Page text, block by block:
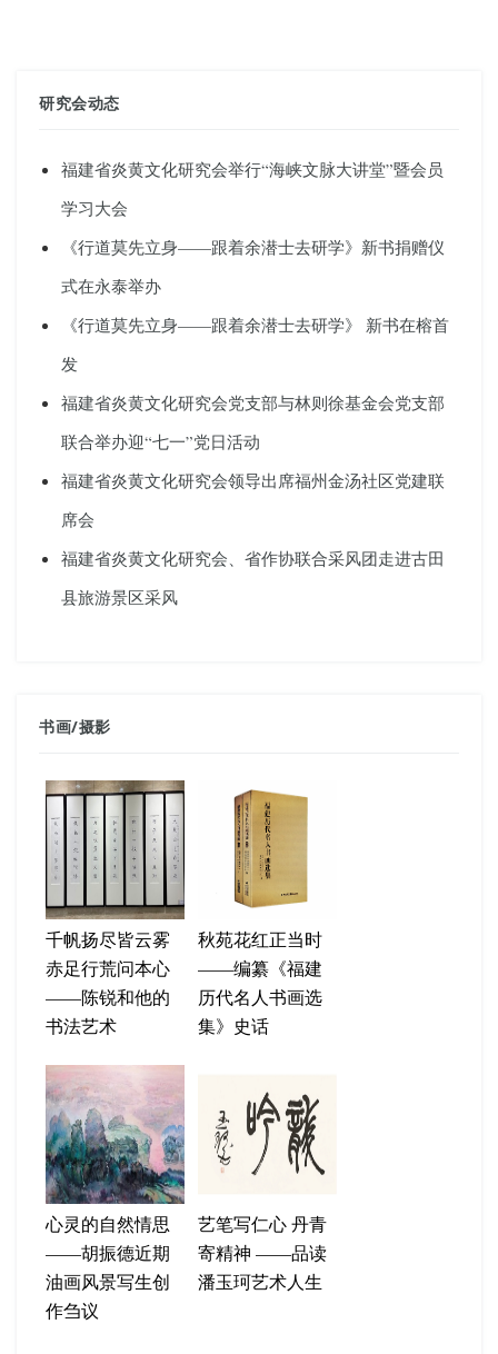
研究会动态
福建省炎黄文化研究会举行“海峡文脉大讲堂”暨会员
学习大会
《行道莫先立身——跟着余潜士去研学》新书捐赠仪
式在永泰举办
《行道莫先立身——跟着余潜士去研学》 新书在榕首
发
福建省炎黄文化研究会党支部与林则徐基金会党支部
联合举办迎“七一”党日活动
福建省炎黄文化研究会领导出席福州金汤社区党建联
席会
福建省炎黄文化研究会、省作协联合采风团走进古田
县旅游景区采风
书画/摄影
千帆扬尽皆云雾
赤足行荒问本心
——陈锐和他的
书法艺术
秋苑花红正当时
——编纂《福建
历代名人书画选
集》史话
心灵的自然情思
——胡振德近期
油画风景写生创
作刍议
艺笔写仁心 丹青
寄精神 ——品读
潘玉珂艺术人生